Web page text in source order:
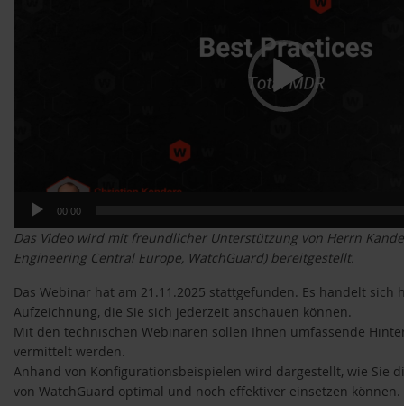
00:00
Das Video wird mit freundlicher Unterstützung von Herrn
Engineering Central Europe, WatchGuard) bereitgestellt.
Das Webinar hat am 21.11.2025 stattgefunden. Es handelt sich
Aufzeichnung, die Sie sich jederzeit anschauen können.
Mit den technischen Webinaren sollen Ihnen umfassende
vermittelt werden.
Anhand von Konfigurationsbeispielen wird dargestellt, wie Sie
von WatchGuard optimal und noch effektiver einsetzen können.